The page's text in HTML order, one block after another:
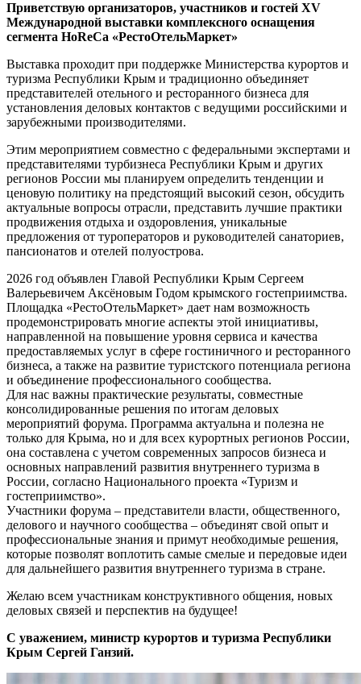
Приветствую организаторов, участников и гостей XV
Международной выставки комплексного оснащения
сегмента HoReCa «РестоОтельМаркет»
Выставка проходит при поддержке Министерства курортов и
туризма Республики Крым и традиционно объединяет
представителей отельного и ресторанного бизнеса для
установления деловых контактов с ведущими российскими и
зарубежными производителями.
Этим мероприятием совместно с федеральными экспертами и
представителями турбизнеса Республики Крым и других
регионов России мы планируем определить тенденции и
ценовую политику на предстоящий высокий сезон, обсудить
актуальные вопросы отрасли, представить лучшие практики
продвижения отдыха и оздоровления, уникальные
предложения от туроператоров и руководителей санаториев,
пансионатов и отелей полуострова.
2026 год объявлен Главой Республики Крым Сергеем
Валерьевичем Аксёновым Годом крымского гостеприимства.
Площадка «РестоОтельМаркет» дает нам возможность
продемонстрировать многие аспекты этой инициативы,
направленной на повышение уровня сервиса и качества
предоставляемых услуг в сфере гостиничного и ресторанного
бизнеса, а также на развитие туристского потенциала региона
и объединение профессионального сообщества.
Для нас важны практические результаты, совместные
консолидированные решения по итогам деловых
мероприятий форума. Программа актуальна и полезна не
только для Крыма, но и для всех курортных регионов России,
она составлена с учетом современных запросов бизнеса и
основных направлений развития внутреннего туризма в
России, согласно Национального проекта «Туризм и
гостеприимство».
Участники форума – представители власти, общественного,
делового и научного сообщества – объединят свой опыт и
профессиональные знания и примут необходимые решения,
которые позволят воплотить самые смелые и передовые идеи
для дальнейшего развития внутреннего туризма в стране.
Желаю всем участникам конструктивного общения, новых
деловых связей и перспектив на будущее!
С уважением, министр курортов и туризма Республики
Крым Сергей Ганзий.